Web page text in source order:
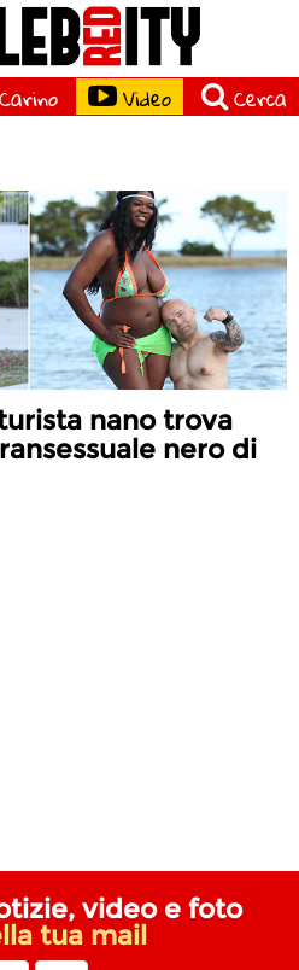
Carino Video Cerca
nano trova
nero di
video e foto
tua mail